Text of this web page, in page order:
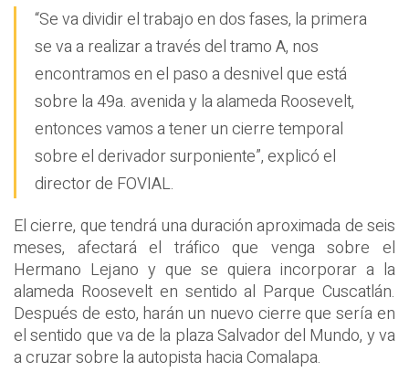
“Se va dividir el trabajo en dos fases, la primera
se va a realizar a través del tramo A, nos
encontramos en el paso a desnivel que está
sobre la 49a. avenida y la alameda Roosevelt,
entonces vamos a tener un cierre temporal
sobre el derivador surponiente”, explicó el
director de FOVIAL.
El cierre, que tendrá una duración aproximada de seis
meses, afectará el tráfico que venga sobre el
Hermano Lejano y que se quiera incorporar a la
alameda Roosevelt en sentido al Parque Cuscatlán.
Después de esto, harán un nuevo cierre que sería en
el sentido que va de la plaza Salvador del Mundo, y va
a cruzar sobre la autopista hacia Comalapa.